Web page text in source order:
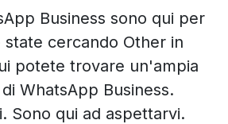
Business sono qui per
state cercando Other in
potete trovare un'ampia
WhatsApp Business.
Sono qui ad aspettarvi.